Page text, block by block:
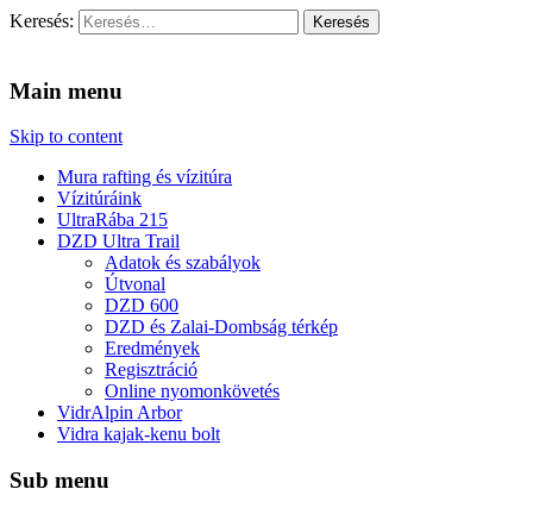
Keresés:
Main menu
Skip to content
Mura rafting és vízitúra
Vízitúráink
UltraRába 215
DZD Ultra Trail
Adatok és szabályok
Útvonal
DZD 600
DZD és Zalai-Dombság térkép
Eredmények
Regisztráció
Online nyomonkövetés
VidrAlpin Arbor
Vidra kajak-kenu bolt
Sub menu